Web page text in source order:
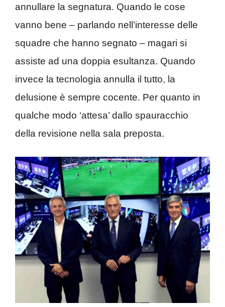
annullare la segnatura. Quando le cose
vanno bene – parlando nell’interesse delle
squadre che hanno segnato – magari si
assiste ad una doppia esultanza. Quando
invece la tecnologia annulla il tutto, la
delusione è sempre cocente. Per quanto in
qualche modo ‘attesa’ dallo spauracchio
della revisione nella sala preposta.